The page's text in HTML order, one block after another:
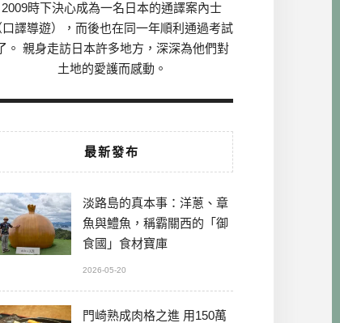
2009時下決心成為一名日本的通譯案內士
口譯導遊），而後也在同一年順利通過考試
。 親身走訪日本許多地方，深深為他們對
土地的愛護而感動。
最新發布
淡路島的真本事：洋蔥、章
魚與鱧魚，稱霸關西的「御
食國」食材寶庫
2026-05-20
門崎熟成肉格之進 用150萬